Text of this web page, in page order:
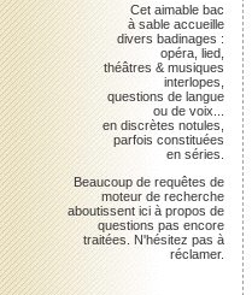
Cet aimable bac
à sable accueille
divers badinages :
opéra, lied,
théâtres & musiques
interlopes,
questions de langue
ou de voix...
en discrètes notules,
parfois constituées
en séries.
Beaucoup de requêtes de
moteur de recherche
aboutissent ici à propos de
questions pas encore
traitées. N'hésitez pas à
réclamer.